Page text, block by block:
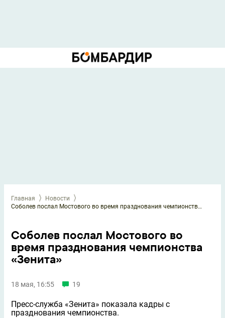
Главная
Новости
Соболев послал Мостового во время празднования чемпионства «Зенита»
Соболев послал Мостового во
время празднования чемпионства
«Зенита»
18 мая, 16:55 19
Пресс-служба «Зенита» показала кадры с
празднования чемпионства.